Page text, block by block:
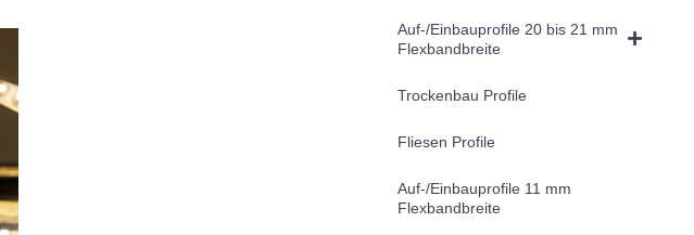
Auf-/Einbauprofile 20 bis 21 mm
Flexbandbreite
Trockenbau Profile
Fliesen Profile
Auf-/Einbauprofile 11 mm
Flexbandbreite